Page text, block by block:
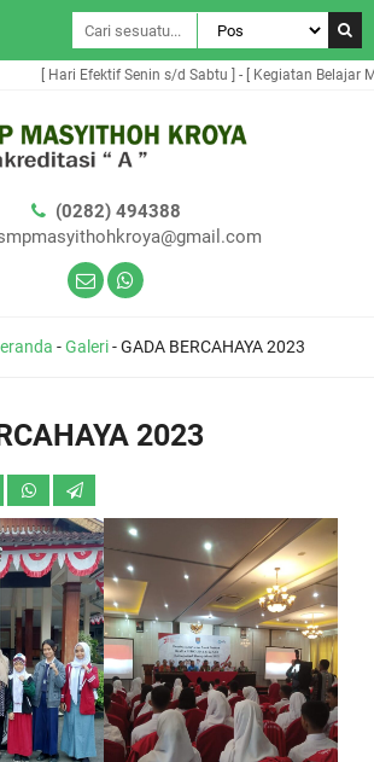
[ Hari Efektif Senin s/d Sabtu ] - [ Kegiatan Belajar
(0282) 494388
-Galeri-GADA BERCAHAYA 2023
2023